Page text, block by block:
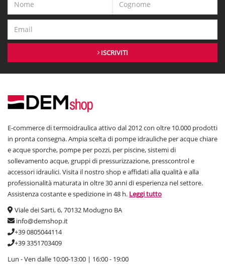
ISCRIVITI
E-commerce di termoidraulica attivo dal 2012 con oltre 10.000 prodotti
in pronta consegna. Ampia scelta di pompe idrauliche per acque chiare
e acque sporche, pompe per pozzi, per piscine, sistemi di
sollevamento acque, gruppi di pressurizzazione, presscontrol e
accessori idraulici. Visita il nostro shop e affidati alla qualità e alla
professionalità maturata in oltre 30 anni di esperienza nel settore.
Assistenza costante e spedizione in 48 h. Leggi tutto
Viale dei Sarti, 6, 70132 Modugno BA
info@demshop.it
+39 0805044114
+39 3351703409
Lun - Ven dalle 10:00-13:00 | 16:00 - 19:00